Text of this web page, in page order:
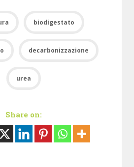
biodigestato
decarbonizzazione
urea
Share on: